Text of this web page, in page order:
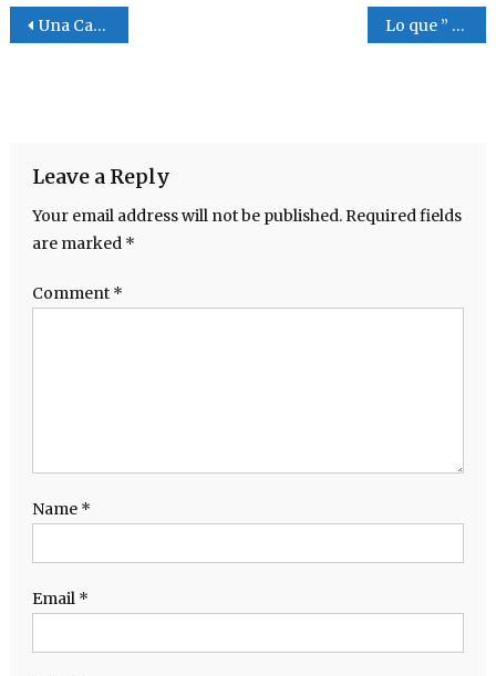
Post navigation
Una Cabaña Lo que ” Yo creo. “
Leave a Reply
Your email address will not be published. Required fields
are marked *
Comment *
Name *
Email *